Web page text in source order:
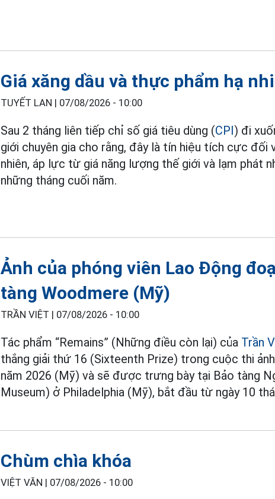
Giá xăng dầu và thực phẩm hạ
TUYẾT LAN | 07/08/2026 - 10:00
Sau 2 tháng liên tiếp chỉ số giá tiêu dùng (CPI) đi
giới chuyên gia cho rằng, đây là tín hiệu tích cực đối
nhiên, áp lực từ giá năng lượng thế giới và lạm phát
những tháng cuối năm.
Ảnh của phóng viên Lao Động
tàng Woodmere (Mỹ)
TRẦN VIỆT | 07/08/2026 - 10:00
Tác phẩm “Remains” (Những điều còn lại) của Trần
thắng giải thứ 16 (Sixteenth Prize) trong cuộc thi
năm 2026 (Mỹ) và sẽ được trưng bày tại Bảo tàng
Museum) ở Philadelphia (Mỹ), bắt đầu từ ngày 10
Chùm chìa khóa
VIỆT VĂN | 07/08/2026 - 10:00